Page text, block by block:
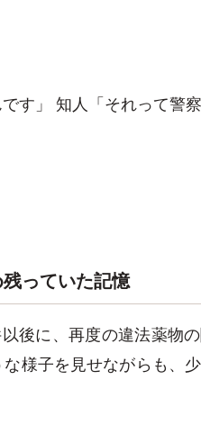
す」 知人「それって警
っていた記憶
後に、再度の違法薬物
様子を見せながらも、